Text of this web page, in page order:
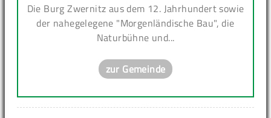
Die Burg Zwernitz aus dem 12. Jahrhundert sowie
der nahegelegene "Morgenländische Bau", die
Naturbühne und...
zur Gemeinde